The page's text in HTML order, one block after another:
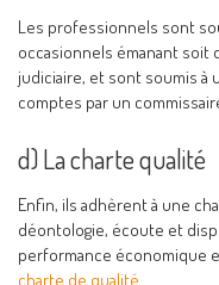
Les professionnels sont
occasionnels émanant soit
judiciaire, et sont soumis
comptes par un
d) La charte qualité
Enfin, ils adhèrent à une
déontologie, écoute et
performance économique
charte de qualité